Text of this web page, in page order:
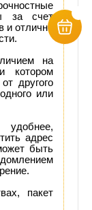
за счет
отлично
на
котором
другого
или
удобнее,
адрес
быть
пакет